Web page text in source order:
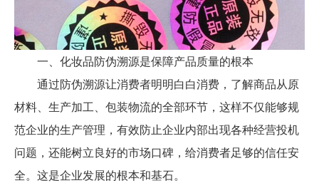
一、化妆品防伪溯源是保障产品质量的根本
通过防伪溯源让消费者明明白白消费，了解商品从原
材料、生产加工、包装物流的全部环节，这样不仅能够规
范企业的生产管理，有效防止企业内部出现各种经营投机
问题，还能树立良好的市场口碑，给消费者足够的信任安
全。这是企业发展的根本和基石。